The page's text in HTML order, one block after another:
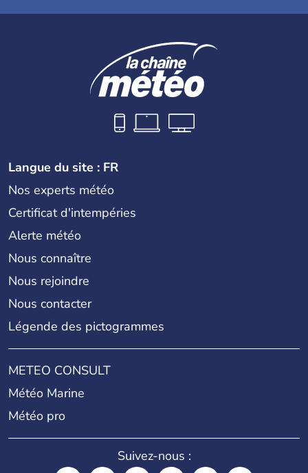
Langue du site : FR
Nos experts météo
Certificat d'intempéries
Alerte météo
Nous connaître
Nous rejoindre
Nous contacter
Légende des pictogrammes
METEO CONSULT
Météo Marine
Météo pro
Suivez-nous :